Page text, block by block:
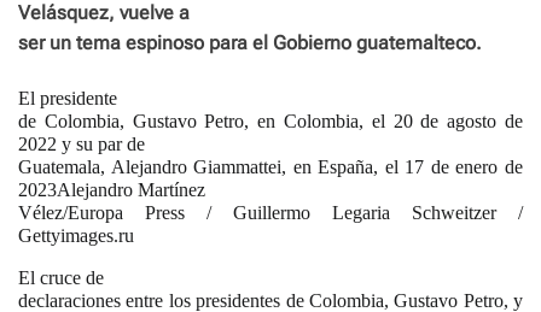
Velásquez, vuelve a
ser un tema espinoso para el Gobierno guatemalteco.
El presidente
de Colombia, Gustavo Petro, en Colombia, el 20 de agosto de
2022 y su par de
Guatemala, Alejandro Giammattei, en España, el 17 de enero de
2023Alejandro Martínez
Vélez/Europa Press / Guillermo Legaria Schweitzer /
Gettyimages.ru
El cruce de
declaraciones entre los presidentes de Colombia, Gustavo Petro, y